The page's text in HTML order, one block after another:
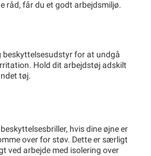
råd, får du et godt arbejdsmiljø.
beskyttelsesudstyr for at undgå
Hold dit arbejdstøj adskilt
tøj.
hvis dine øjne er
over for støv. Dette er særligt
ved arbejde med isolering over